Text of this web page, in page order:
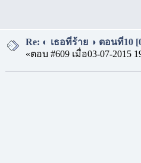
Re: ◐ เธอที่ร้าย ◑ ตอนที่10
«ตอบ #609 เมื่อ03-07-2015